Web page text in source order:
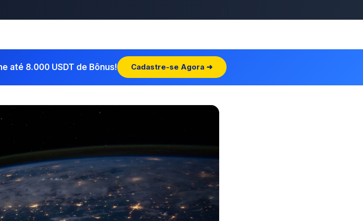
até 8.000 USDT de Bônus! Cadastre-se Agora ➜